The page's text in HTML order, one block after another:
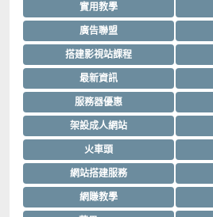
實用教學
廣告聯盟
搭建影視站課程
最新資訊
服務器優惠
架設成人網站
火車頭
網站搭建服務
網賺教學